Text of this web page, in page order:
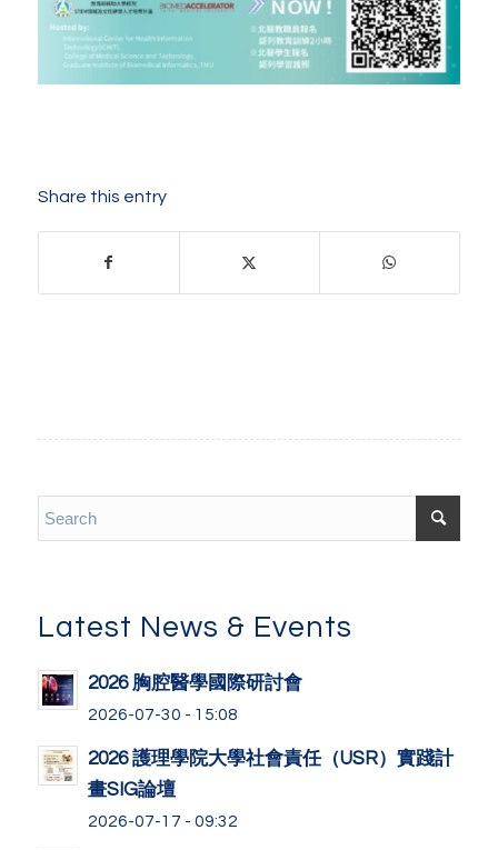
Share this entry
Latest News & Events
2026 胸腔醫學國際研討會
2026-07-30 - 15:08
2026 護理學院大學社會責任（USR）實踐計
畫SIG論壇
2026-07-17 - 09:32